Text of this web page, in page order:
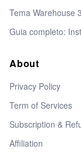
Tema Warehouse
Guia completo:
About
Privacy Policy
Term of Services
Subscription &
Affiliation